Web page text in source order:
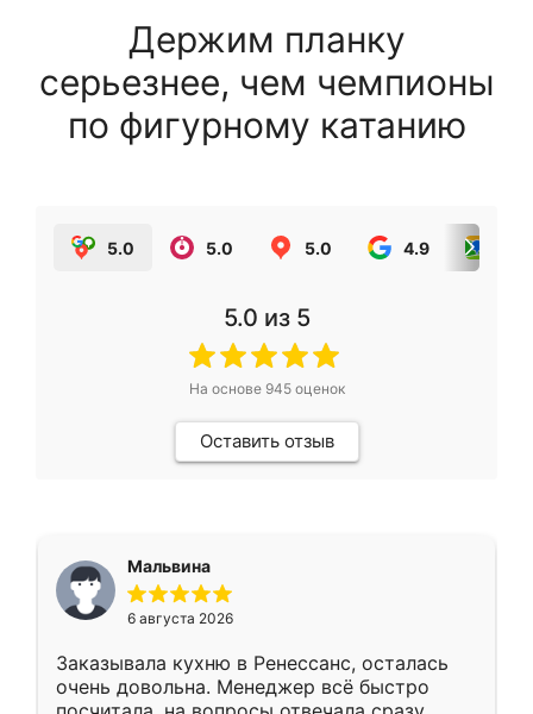
Держим планку
серьезнее, чем чемпионы
по фигурному катанию
5.0 5.0 5.0 4.9
5.0 из 5
На основе 945оценок
Оставить отзыв
Мальвина
6 августа 2026
Заказывала кухню в Ренессанс, осталась
очень довольна. Менеджер всё быстро